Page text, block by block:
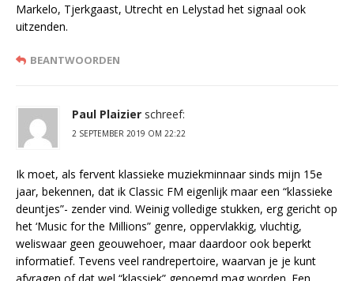
Markelo, Tjerkgaast, Utrecht en Lelystad het signaal ook
uitzenden.
BEANTWOORDEN
Paul Plaizier schreef:
2 SEPTEMBER 2019 OM 22:22
Ik moet, als fervent klassieke muziekminnaar sinds mijn 15e
jaar, bekennen, dat ik Classic FM eigenlijk maar een “klassieke
deuntjes”- zender vind. Weinig volledige stukken, erg gericht op
het ‘Music for the Millions” genre, oppervlakkig, vluchtig,
weliswaar geen geouwehoer, maar daardoor ook beperkt
informatief. Tevens veel randrepertoire, waarvan je je kunt